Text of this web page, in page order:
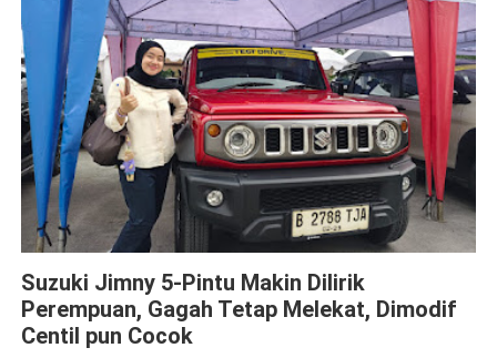
Suzuki Jimny 5-Pintu Makin Dilirik
Perempuan, Gagah Tetap Melekat, Dimodif
Centil pun Cocok